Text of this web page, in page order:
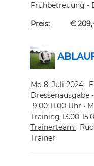
Frühbetreuung -
Preis: €
Mo 8. Juli 2024:
9.00-11.00 Uhr •
Training 13.00-
Trainerteam:
Trainer